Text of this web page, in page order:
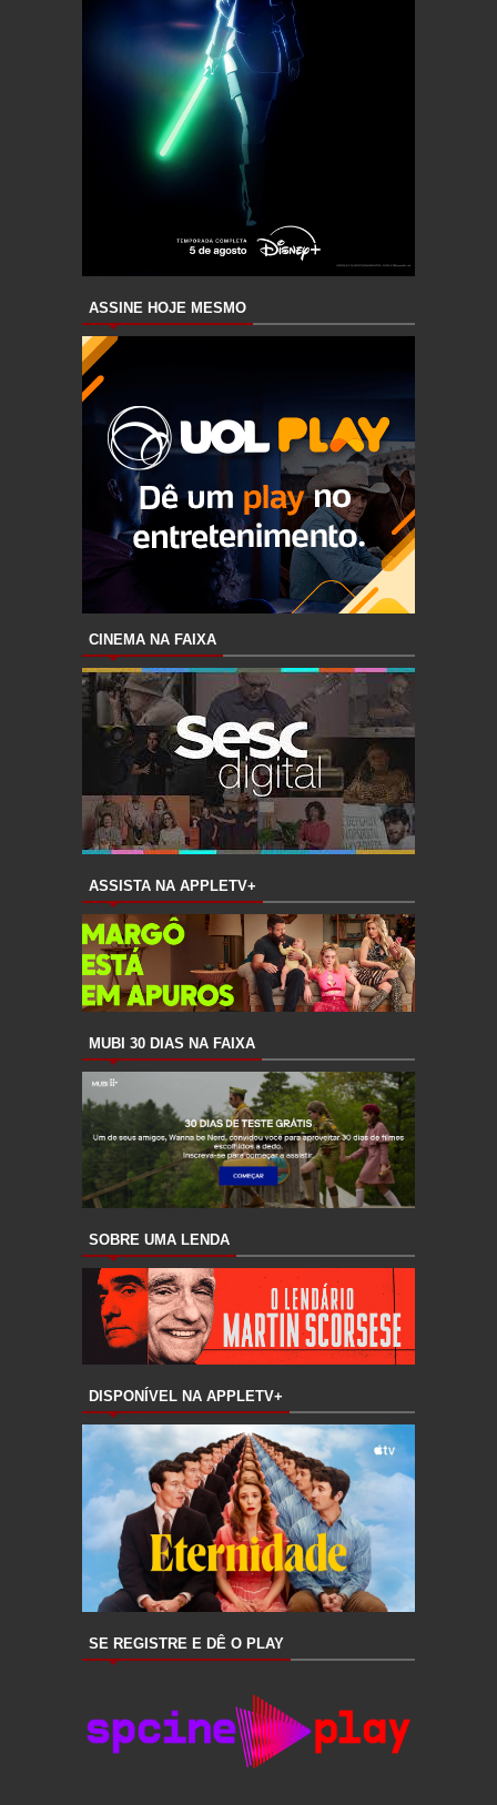
ASSINE HOJE MESMO
CINEMA NA FAIXA
ASSISTA NA APPLETV+
MUBI 30 DIAS NA FAIXA
SOBRE UMA LENDA
DISPONÍVEL NA APPLETV+
SE REGISTRE E DÊ O PLAY